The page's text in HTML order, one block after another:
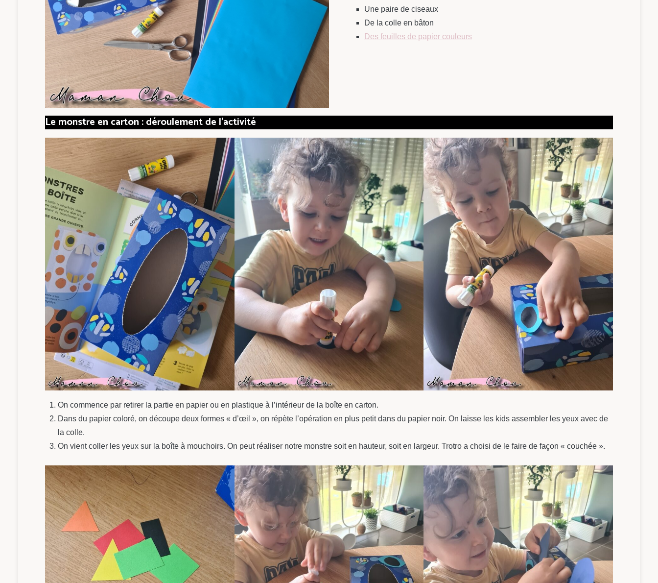
Une paire de ciseaux
De la colle en bâton
Des feuilles de papier couleurs
Le monstre en carton : déroulement de l’activité
On commence par retirer la partie en papier ou en plastique à l’intérieur de la boîte en carton.
Dans du papier coloré, on découpe deux formes « d’œil », on répète l’opération en plus petit dans du papier noir. On laisse les kids assembler les yeux avec de
la colle.
On vient coller les yeux sur la boîte à mouchoirs. On peut réaliser notre monstre soit en hauteur, soit en largeur. Trotro a choisi de le faire de façon « couchée ».